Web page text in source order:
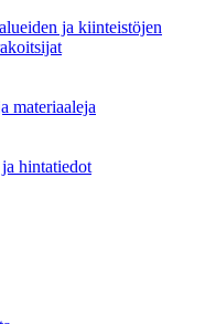
ja kiinteistöjen
materiaaleja
hintatiedot